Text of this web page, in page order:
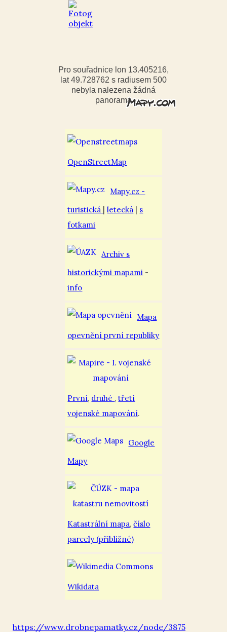
Pro souřadnice lon 13.405216,
lat 49.728762 s radiusem 500
nebyla nalezena žádná
panorama
OpenStreetMap
Mapy.cz -
turistická
|letecká
s
fotkami
Archiv s
historickými mapami -
info
Mapa
opevnění první republiky
První, druhé ,třetí
vojenské mapování.
Google
Mapy
Katastrální mapa,číslo
parcely (přibližné)
Wikidata
https://www.drobnepamatky.cz/node/3875